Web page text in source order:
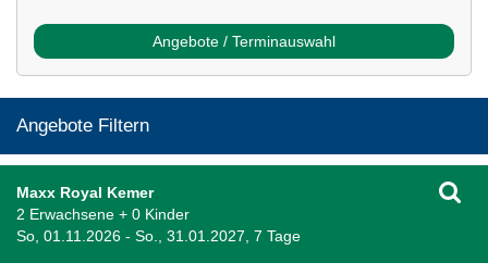
Angebote / Terminauswahl
Angebote Filtern
Maxx Royal Kemer
2 Erwachsene + 0 Kinder
So, 01.11.2026 - So., 31.01.2027, 7 Tage